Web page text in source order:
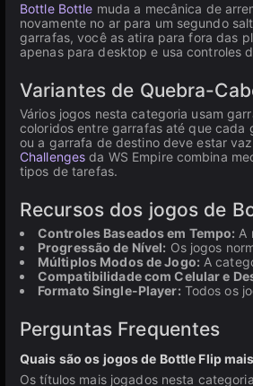
Bottle Bottle muda a mecânica de
novamente no ar para um segundo
garrafas, você as atira para fora das
apenas para desktop e usa controles
Variantes de Quebra-
Vários jogos nesta categoria usam
coloridos entre garrafas até que cada
ou a garrafa de destino deve estar
Challenges da WS Empire combina
tipos de tarefas.
Recursos dos jogos de
Controles Baseados em Tempo: A
Progressão de Nível: Os jogos
Múltiplos Modos de Jogo: A
Compatibilidade com Celular e
Formato Single-Player: Todos os
Perguntas Frequentes
Quais são os jogos de Bottle Flip
Os títulos mais jogados nesta